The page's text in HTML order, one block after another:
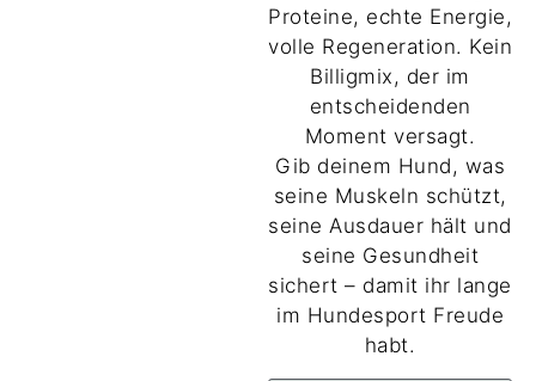
Proteine, echte Energie,
volle Regeneration. Kein
Billigmix, der im
entscheidenden
Moment versagt.
Gib deinem Hund, was
seine Muskeln schützt,
seine Ausdauer hält und
seine Gesundheit
sichert – damit ihr lange
im Hundesport Freude
habt.